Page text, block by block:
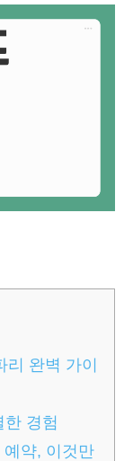
리 완벽 가이
경험
약, 이것만